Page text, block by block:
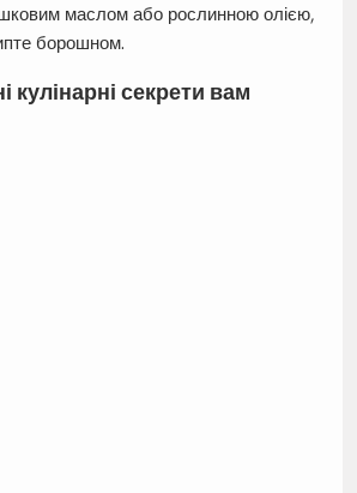
маслом або рослинною олією,
борошном.
кулінарні секрети вам